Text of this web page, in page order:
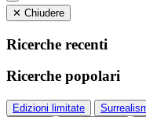
✕ Chiudere
Ricerche recenti
Ricerche popolari
Edizioni limitate